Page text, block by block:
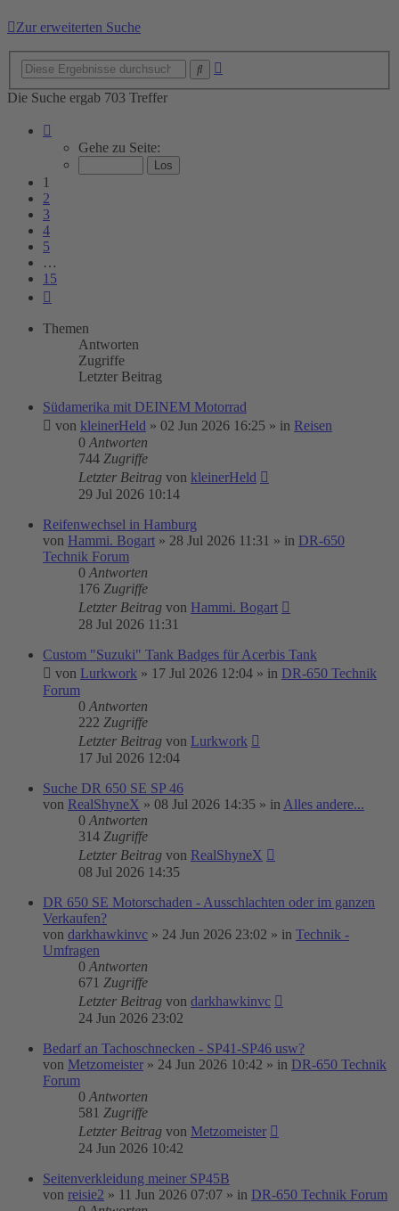
Zur erweiterten Suche
Die Suche ergab 703 Treffer
von
Gehe zu Seite:
1
2
3
4
5
…
15
Themen
Antworten
Zugriffe
Letzter Beitrag
Südamerika mit DEINEM Motorrad
von kleinerHeld » 02 Jun 2026 16:25 » in Reisen
0 Antworten
744 Zugriffe
Letzter Beitrag von kleinerHeld
29 Jul 2026 10:14
Reifenwechsel in Hamburg
von Hammi. Bogart » 28 Jul 2026 11:31 » in DR-650
Technik Forum
0 Antworten
176 Zugriffe
Letzter Beitrag von Hammi. Bogart
28 Jul 2026 11:31
Custom "Suzuki" Tank Badges für Acerbis Tank
von Lurkwork » 17 Jul 2026 12:04 » in DR-650 Technik
Forum
0 Antworten
222 Zugriffe
Letzter Beitrag von Lurkwork
17 Jul 2026 12:04
Suche DR 650 SE SP 46
von RealShyneX » 08 Jul 2026 14:35 » in Alles andere...
0 Antworten
314 Zugriffe
Letzter Beitrag von RealShyneX
08 Jul 2026 14:35
DR 650 SE Motorschaden - Ausschlachten oder im ganzen
Verkaufen?
von darkhawkinvc » 24 Jun 2026 23:02 » in Technik -
Umfragen
0 Antworten
671 Zugriffe
Letzter Beitrag von darkhawkinvc
24 Jun 2026 23:02
Bedarf an Tachoschnecken - SP41-SP46 usw?
von Metzomeister » 24 Jun 2026 10:42 » in DR-650 Technik
Forum
0 Antworten
581 Zugriffe
Letzter Beitrag von Metzomeister
24 Jun 2026 10:42
Seitenverkleidung meiner SP45B
von reisie2 » 11 Jun 2026 07:07 » in DR-650 Technik Forum